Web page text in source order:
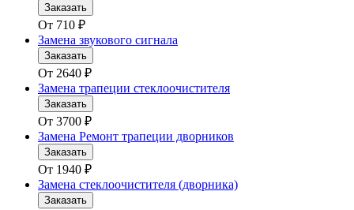
Заказать
От 710 ₽
Замена звукового сигнала
Заказать
От 2640 ₽
Замена трапеции стеклоочистителя
Заказать
От 3700 ₽
Замена Ремонт трапеции дворников
Заказать
От 1940 ₽
Замена стеклоочистителя (дворника)
Заказать